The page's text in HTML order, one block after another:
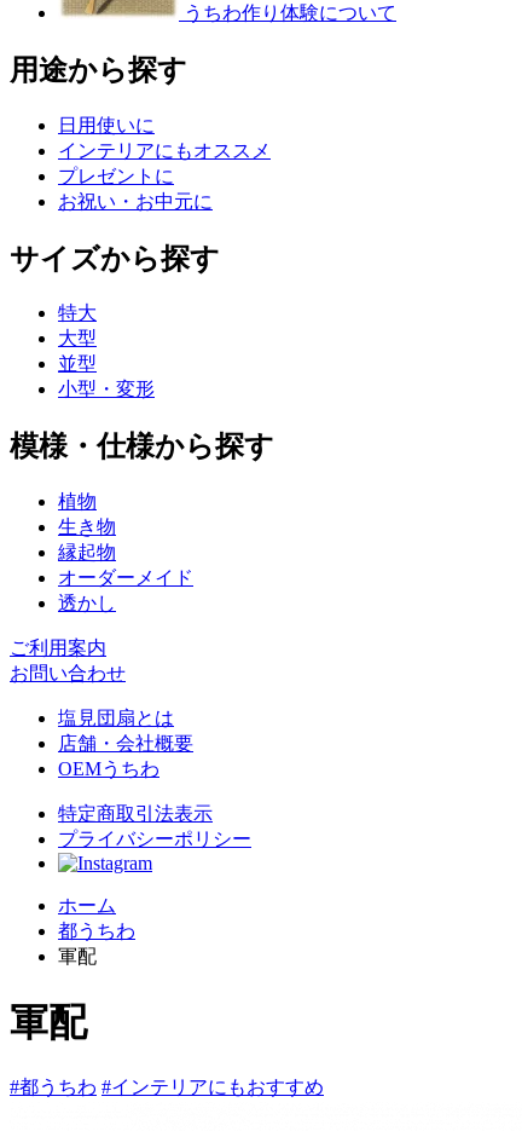
うちわ作り体験について
用途から探す
日用使いに
インテリアにもオススメ
プレゼントに
お祝い・お中元に
サイズから探す
特大
大型
並型
小型・変形
模様・仕様から探す
植物
生き物
縁起物
オーダーメイド
透かし
ご利用案内
お問い合わせ
塩見団扇とは
店舗・会社概要
OEMうちわ
特定商取引法表示
プライバシーポリシー
ホーム
都うちわ
軍配
軍配
#都うちわ #インテリアにもおすすめ